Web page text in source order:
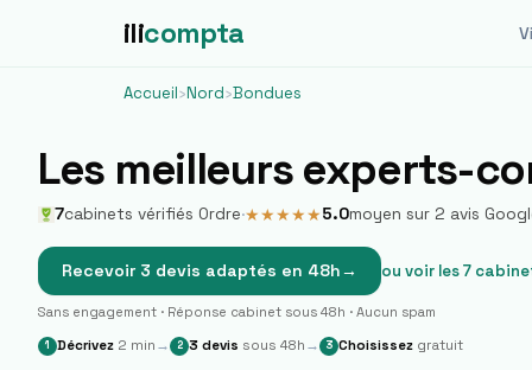
ilicompta
Accueil›Nord›Bondues
Les meilleurs experts-
7cabinets vérifiés Ordre·★★★★★5.0moyen sur 2 avis
Recevoir 3 devis adaptés en 48h→ ou voir les7
Sans engagement · Réponse cabinet sous 48h · Aucun spam
1 Décrivez 2 min → 2 3 devis sous 48h → 3 Choisissez gratuit